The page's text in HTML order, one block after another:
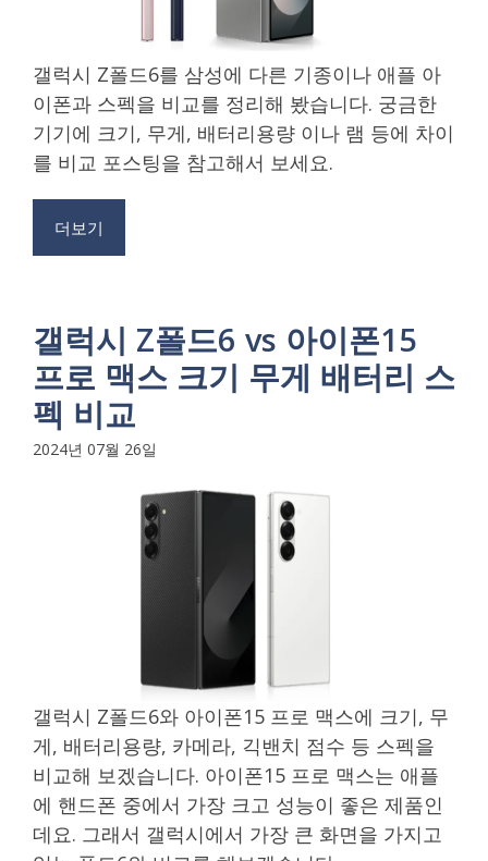
갤럭시 Z폴드6를 삼성에 다른 기종이나 애플 아
이폰과 스펙을 비교를 정리해 봤습니다. 궁금한
기기에 크기, 무게, 배터리용량 이나 램 등에 차이
를 비교 포스팅을 참고해서 보세요.
더보기
갤럭시 Z폴드6 vs 아이폰15
프로 맥스 크기 무게 배터리 스
펙 비교
2024년 07월 26일
갤럭시 Z폴드6와 아이폰15 프로 맥스에 크기, 무
게, 배터리용량, 카메라, 긱밴치 점수 등 스펙을
비교해 보겠습니다. 아이폰15 프로 맥스는 애플
에 핸드폰 중에서 가장 크고 성능이 좋은 제품인
데요. 그래서 갤럭시에서 가장 큰 화면을 가지고